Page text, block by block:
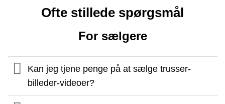
Ofte stillede spørgsmål
For sælgere
Kan jeg tjene penge på at sælge trusser-
billeder-videoer?